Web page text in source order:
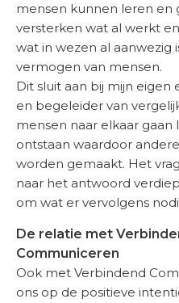
mensen kunnen leren en
versterken wat al werkt
wat in wezen al aanwezig
vermogen van mensen.
Dit sluit aan bij mijn eigen
en begeleider van
mensen naar elkaar gaan
ontstaan waardoor
worden gemaakt. Het
naar het antwoord
om wat er vervolgens
De relatie met
Communiceren
Ook met Verbindend
ons op de positieve